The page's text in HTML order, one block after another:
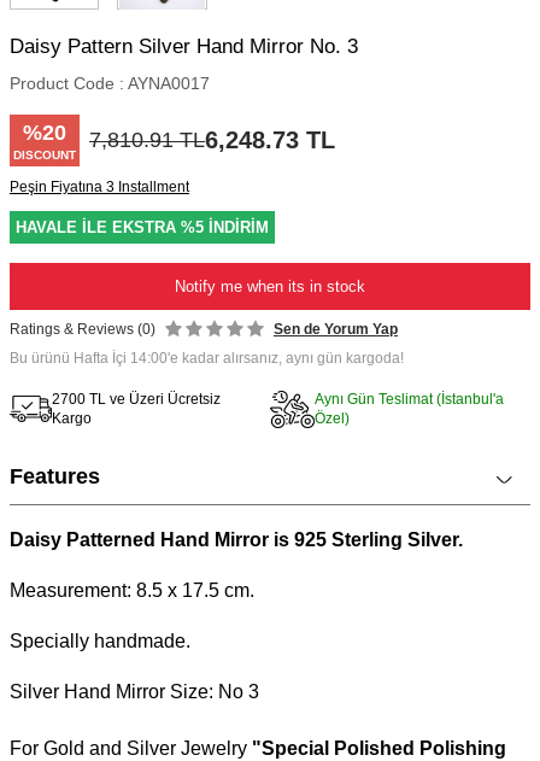
Daisy Pattern Silver Hand Mirror No. 3
Product Code : AYNA0017
%20
DISCOUNT
7,810.91TL6,248.73 TL
Peşin Fiyatına 3 Installment
HAVALE İLE EKSTRA %5 İNDİRİM
Notify me when its in stock
Ratings & Reviews (0)
Sen de Yorum Yap
Bu ürünü Hafta İçi 14:00'e kadar alırsanız, aynı gün kargoda!
2700 TL ve Üzeri Ücretsiz
Kargo
Aynı Gün Teslimat (İstanbul'a
Özel)
Features
Daisy Patterned Hand Mirror is 925 Sterling Silver.
Measurement: 8.5 x 17.5 cm.
Specially handmade.
Silver Hand Mirror Size: No 3
For Gold and Silver Jewelry "Special Polished Polishing